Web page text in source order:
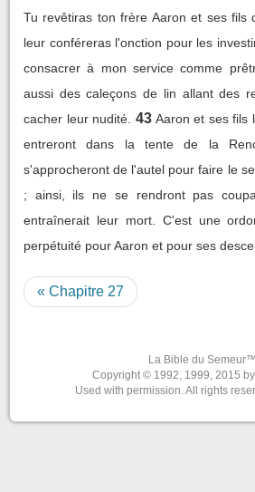
Tu revêtiras ton frère Aaron et ses fils
leur conféreras l'onction pour les
consacrer à mon service comme
aussi des caleçons de lin allant des
cacher leur nudité. 43 Aaron et ses fils
entreront dans la tente de la
s'approcheront de l'autel pour faire le
; ainsi, ils ne se rendront pas
entraînerait leur mort. C'est une
perpétuité pour Aaron et pour ses
« Chapitre 27
La Bible du Semeur™
Copyright © 1992, 1999, 2015 by
Used with permission. All rights